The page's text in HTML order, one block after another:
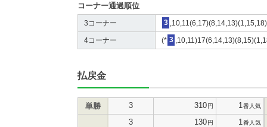
コーナー通過順位
3コーナー 3
4コーナー (* 3
払戻金
単勝 3 310円 1 番人気
3 130円 1 番人気